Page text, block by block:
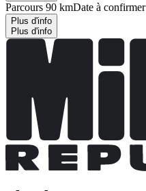
Parcours 90 kmDate à confirmer
Plus d'info
Plus d'info